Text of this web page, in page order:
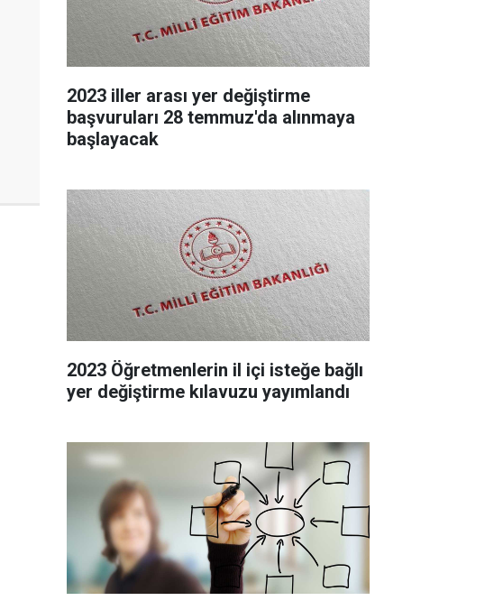
2023 iller arası yer değiştirme
başvuruları 28 temmuz'da alınmaya
başlayacak
2023 Öğretmenlerin il içi isteğe bağlı
yer değiştirme kılavuzu yayımlandı